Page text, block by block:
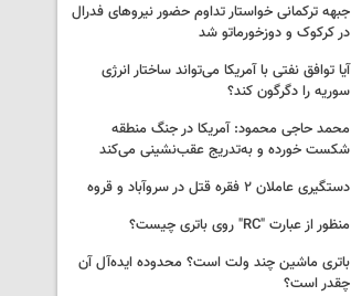
جبهه ترکمانی خواستار تداوم حضور نیروهای فدرال
در کرکوک و دوزخورماتو شد
آیا توافق نفتی با آمریکا می‌تواند ساختار انرژی
سوریه را دگرگون کند؟
محمد حاجی محمود: آمریکا در جنگ منطقه
شکست خورده و به‌تدریج عقب‌نشینی می‌کند
دستگیری عاملان ۲ فقره قتل در سروآباد و قروه
منظور از عبارت "RC" روی باتری چیست؟
باتری ماشین چند ولت است؟ محدوده ایده‌آل آن
چقدر است؟